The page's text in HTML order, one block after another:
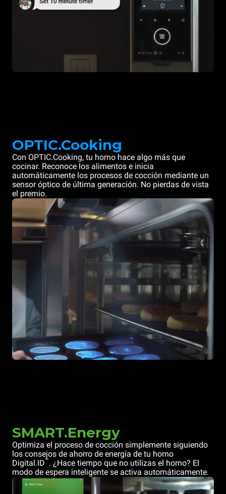
OPTIC.Cooking
Con OPTIC.Cooking, tu horno hace algo más que
cocinar. Reconoce los alimentos e inicia
automáticamente los procesos de cocción mediante un
sensor óptico de última generación. No pierdas de vista
el premio.
SMART.Energy
Optimiza el proceso de cocción simplemente siguiendo
los consejos de ahorro de energía de tu horno
Digital.ID™. ¿Hace tiempo que no utilizas el horno? El
modo de espera inteligente se activa automáticamente.